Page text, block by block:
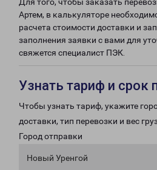
Артем, в калькуляторе
расчета стоимости доставки и
заполнения заявки с вами для
свяжется специалист ПЭК.
Узнать тариф и срок
Чтобы узнать тариф, укажите
доставки, тип перевозки и вес
Город отправки
Новый Уренгой